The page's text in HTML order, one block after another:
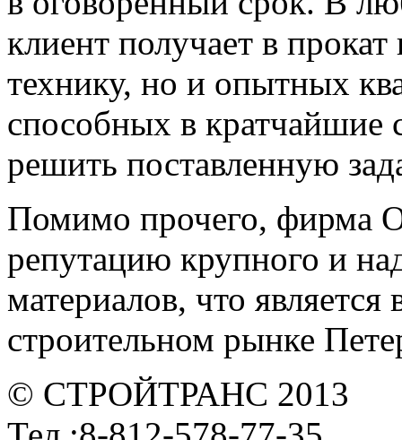
клиент получает в
технику, но и опытных
способных в
решить поставленную
Помимо прочего, фирма
репутацию крупного и
материалов, что
строительном рынке
© СТРОЙТРАНС 2013